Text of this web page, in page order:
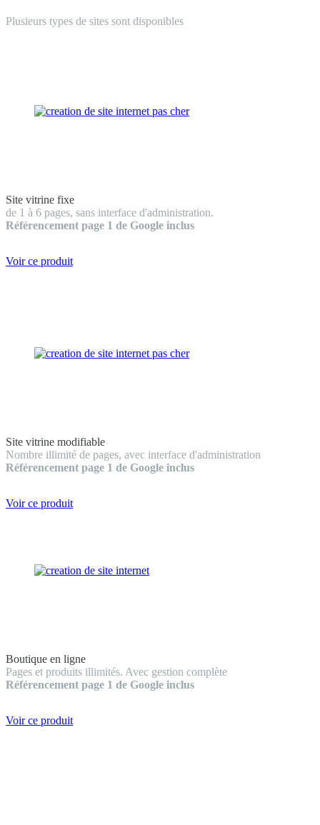
Plusieurs types de sites sont disponibles
Site vitrine fixe
de 1 à 6 pages, sans interface d'administration.
Référencement page 1 de Google inclus
Voir ce produit
Site vitrine modifiable
Nombre illimité de pages, avec interface d'administration
Référencement page 1 de Google inclus
Voir ce produit
Boutique en ligne
Pages et produits illimités. Avec gestion complète
Référencement page 1 de Google inclus
Voir ce produit